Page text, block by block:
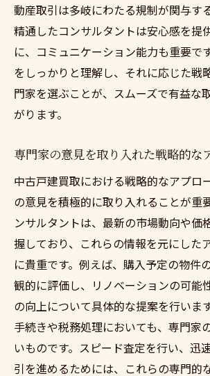
動産取引は多岐にわたる規制が関与す
精通したコンサルタントは安心感を提
に、コミュニケーション能力も重要で
をしっかりと理解し、それに応じた戦
門家を選ぶことが、スムーズで有益な
がります。
専門家の意見を取り入れた戦略的な
中古戸建買取における戦略的なアプロ
の意見を積極的に取り入れることが重
ンサルタントは、最新の市場動向や価
握しており、これらの情報を元にした
に貴重です。例えば、購入予定の物件
観的に評価し、リノベーションの可能
の向上について具体的な提案を行いま
手続きや税務処理においても、専門家
いものです。スピード査定を行い、迅
引を進めるためには、これらの専門的